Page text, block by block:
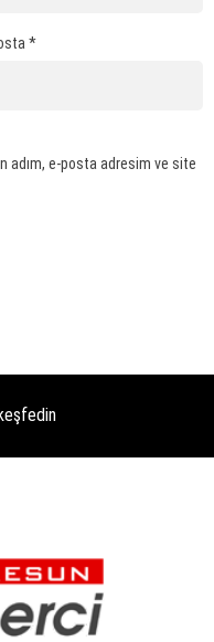
*
adım, e-posta adresim ve site